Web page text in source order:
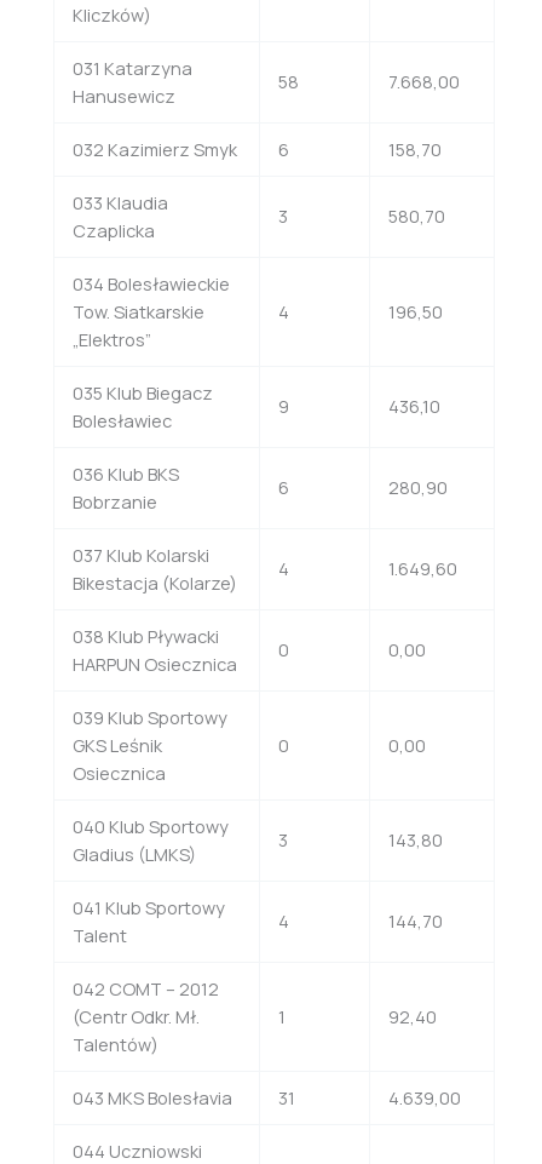
Kliczków)
031 Katarzyna
Hanusewicz
58 7.668,00
032 Kazimierz Smyk 6 158,70
033 Klaudia
Czaplicka
3 580,70
034 Bolesławieckie
Tow. Siatkarskie
„Elektros”
4 196,50
035 Klub Biegacz
Bolesławiec
9 436,10
036 Klub BKS
Bobrzanie
6 280,90
037 Klub Kolarski
Bikestacja (Kolarze)
4 1.649,60
038 Klub Pływacki
HARPUN Osiecznica
0 0,00
039 Klub Sportowy
GKS Leśnik
Osiecznica
0 0,00
040 Klub Sportowy
Gladius (LMKS)
3 143,80
041 Klub Sportowy
Talent
4 144,70
042 COMT – 2012
(Centr Odkr. Mł.
Talentów)
1 92,40
043 MKS Bolesłavia 31 4.639,00
044 Uczniowski